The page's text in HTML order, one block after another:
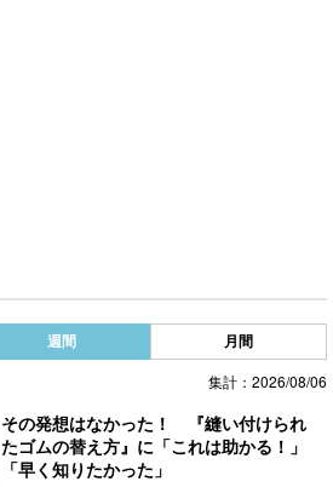
週間 月間
集計：2026/08/06
その発想はなかった！ 『縫い付けられ
たゴムの替え方』に「これは助かる！」
「早く知りたかった」